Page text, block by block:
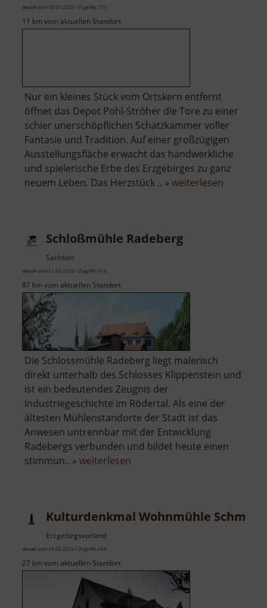
aktuell vom 30.05.2026 / Zugriffe: 273
11 km vom aktuellen Standort
Nur ein kleines Stück vom Ortskern entfernt
öffnet das Depot Pohl-Ströher die Tore zu einer
schier unerschöpflichen Schatzkammer voller
Fantasie und Tradition. Auf einer großzügigen
Ausstellungsfläche erwacht das handwerkliche
und spielerische Erbe des Erzgebirges zu ganz
neuem Leben. Das Herzstück .. » weiterlesen
Schloßmühle Radeberg
Sachsen
aktuell vom 21.05.2026 / Zugriffe: 615
87 km vom aktuellen Standort
Die Schlossmühle Radeberg liegt malerisch
direkt unterhalb des Schlosses Klippenstein und
ist ein bedeutendes Zeugnis der
Industriegeschichte im Rödertal. Als eine der
ältesten Mühlenstandorte der Stadt ist das
Anwesen untrennbar mit der Entwicklung
Radebergs verbunden und bildet heute einen
stimmun.. » weiterlesen
Kulturdenkmal Wohnmühle
Erzgebirgsvorland
aktuell vom 18.05.2026 / Zugriffe: 654
27 km vom aktuellen Standort